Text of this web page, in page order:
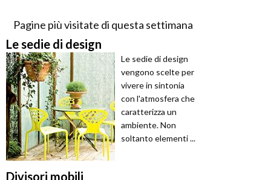
Pagine più visitate di questa settimana
Le sedie di design
Le sedie di design
vengono scelte per
vivere in sintonia
con l'atmosfera che
caratterizza un
ambiente. Non
soltanto elementi ...
Divisori mobili